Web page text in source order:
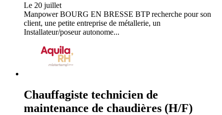
Le 20 juillet
Manpower BOURG EN BRESSE BTP recherche pour son
client, une petite entreprise de métallerie, un
Installateur/poseur autonome...
Chauffagiste technicien de
maintenance de chaudières (H/F)